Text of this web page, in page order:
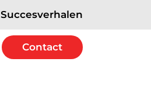
Succesverhalen
Contact